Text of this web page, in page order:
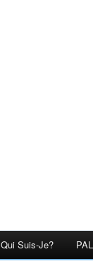
Qui Suis-Je?